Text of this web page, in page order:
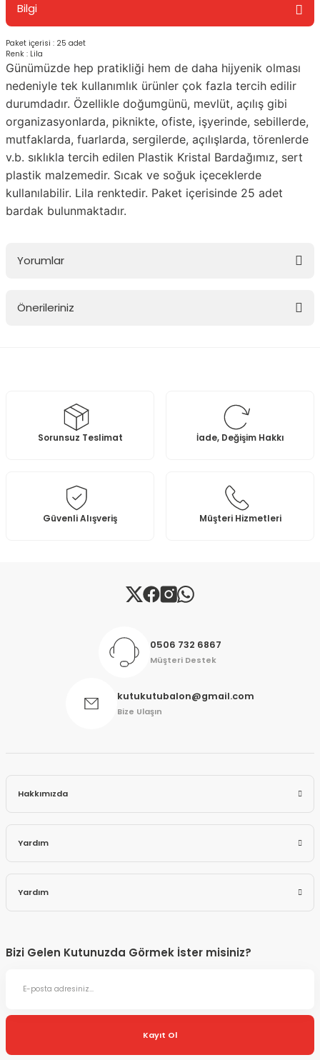
Bilgi
Paket içerisi : 25 adet
Renk : Lila
Günümüzde hep pratikliği hem de daha hijyenik olması
nedeniyle tek kullanımlık ürünler çok fazla tercih edilir
durumdadır. Özellikle doğumgünü, mevlüt, açılış gibi
organizasyonlarda, piknikte, ofiste, işyerinde, sebillerde,
mutfaklarda, fuarlarda, sergilerde, açılışlarda, törenlerde
v.b. sıklıkla tercih edilen Plastik Kristal Bardağımız, sert
plastik malzemedir. Sıcak ve soğuk içeceklerde
kullanılabilir. Lila renktedir. Paket içerisinde 25 adet
bardak bulunmaktadır.
Yorumlar
Önerileriniz
Ürün resmi kalitesiz, bozuk veya görüntülenemiyor.
Ürün açıklamasında eksik bilgiler bulunuyor.
Bu ürüne benzer farklı alternatifler olmalı.
Gönder
Sorunsuz Teslimat İade, Değişim Hakkı
Güvenli Alışveriş Müşteri Hizmetleri
0506 732 6867
Müşteri Destek
kutukutubalon@gmail.com
Bize Ulaşın
Hakkımızda
Yardım
Yardım
Bizi Gelen Kutunuzda Görmek İster misiniz?
Kayıt Ol